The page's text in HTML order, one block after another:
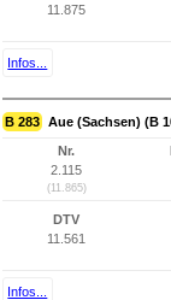
11.875
Infos...
B 283 Aue (Sachsen) (B
Nr.
2.115
(11.865)
DTV
11.561
Infos...